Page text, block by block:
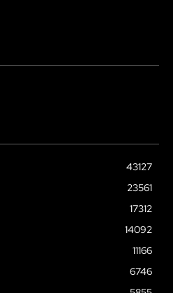
43127
23561
17312
14092
11166
6746